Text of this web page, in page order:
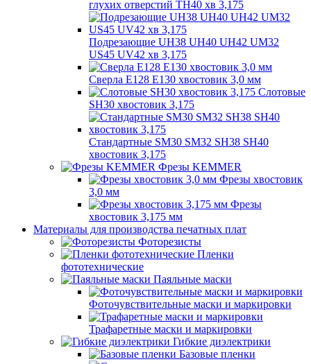
глухих отверстий TH40 хв 3,175
Подрезающие UH38 UH40 UH42 UM32
US45 UV42 хв 3,175
Сверла E128 E130 хвостовик 3,0 мм
Слотовые
SH30 хвостовик 3,175
Стандартные SM30 SM32 SH38 SH40
хвостовик 3,175
Фрезы KEMMER
Фрезы хвостовик
3,0 мм
Фрезы
хвостовик 3,175 мм
Материалы для производства печатных плат
Фоторезисты
Пленки
фототехнические
Паяльные маски
Фоточувствительные маски и маркировки
Трафаретные маски и маркировки
Гибкие диэлектрики
Базовые пленки